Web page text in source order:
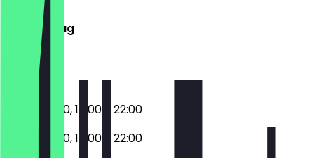
Mittwoch
Donnerstag
Freitag
Samstag
Sonntag
12:00 - 15:00, 17:00 - 22:00
12:00 - 15:00, 17:00 - 22:00